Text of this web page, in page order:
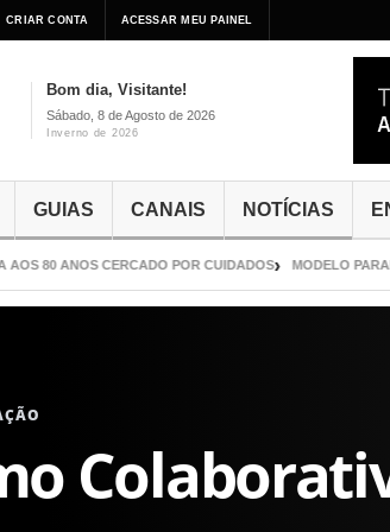
CRIAR CONTA ACESSAR MEU PAINEL
Bom dia, Visitante!
Sábado, 8 de Agosto de 2026
Inverno de 2026
GUIAS CANAIS NOTÍCIAS
80 ANOS CERCADO POR CUIDADOS MODELO